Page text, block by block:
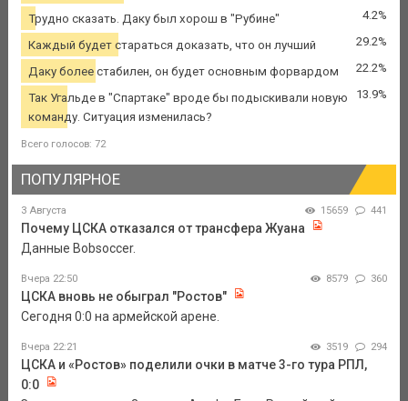
Трудно сказать. Даку был хорош в "Рубине" 4.2%
Каждый будет стараться доказать, что он лучший 29.2%
Даку более стабилен, он будет основным форвардом 22.2%
Так Угальде в "Спартаке" вроде бы подыскивали новую
команду. Ситуация изменилась?
13.9%
Всего голосов: 72
ПОПУЛЯРНОЕ
3 Августа 15659 441
Почему ЦСКА отказался от трансфера Жуана
Данные Bobsoccer.
Вчера 22:50 8579 360
ЦСКА вновь не обыграл "Ростов"
Сегодня 0:0 на армейской арене.
Вчера 22:21 3519 294
ЦСКА и «Ростов» поделили очки в матче 3-го тура РПЛ,
0:0